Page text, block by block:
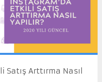
Satış Arttırma Nasıl